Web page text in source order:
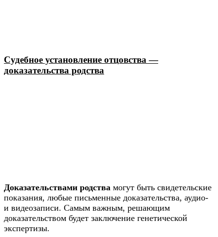
Судебное установление отцовства —
доказательства родства
Доказательствами родства могут быть свидетельские
показания, любые письменные доказательства, аудио-
и видеозаписи. Самым важным, решающим
доказательством будет заключение генетической
экспертизы.